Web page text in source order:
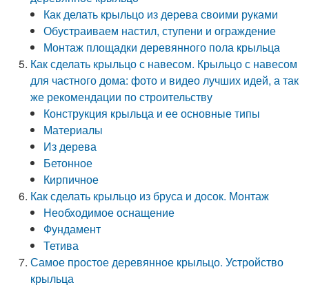
Как делать крыльцо из дерева своими руками
Обустраиваем настил, ступени и ограждение
Монтаж площадки деревянного пола крыльца
Как сделать крыльцо с навесом. Крыльцо с навесом
для частного дома: фото и видео лучших идей, а так
же рекомендации по строительству
Конструкция крыльца и ее основные типы
Материалы
Из дерева
Бетонное
Кирпичное
Как сделать крыльцо из бруса и досок. Монтаж
Необходимое оснащение
Фундамент
Тетива
Самое простое деревянное крыльцо. Устройство
крыльца